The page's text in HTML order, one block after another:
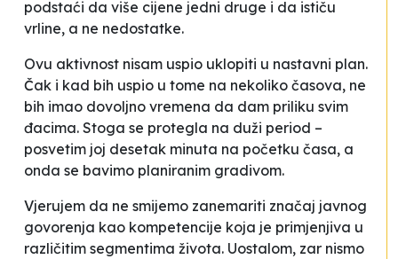
podstaći da više cijene jedni druge i da ističu
vrline, a ne nedostatke.
Ovu aktivnost nisam uspio uklopiti u nastavni plan.
Čak i kad bih uspio u tome na nekoliko časova, ne
bih imao dovoljno vremena da dam priliku svim
đacima. Stoga se protegla na duži period –
posvetim joj desetak minuta na početku časa, a
onda se bavimo planiranim gradivom.
Vjerujem da ne smijemo zanemariti značaj javnog
govorenja kao kompetencije koja je primjenjiva u
različitim segmentima života. Uostalom, zar nismo